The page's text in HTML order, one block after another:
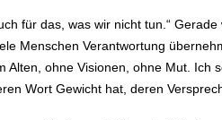
für das, was wir nicht tun.“
Menschen Verantwortung
ohne Visionen, ohne Mut. Ich
Wort Gewicht hat, deren